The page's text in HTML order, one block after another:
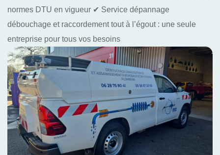
normes DTU en vigueur ✔ Service dépannage
débouchage et raccordement tout à l’égout : une seule
entreprise pour tous vos besoins